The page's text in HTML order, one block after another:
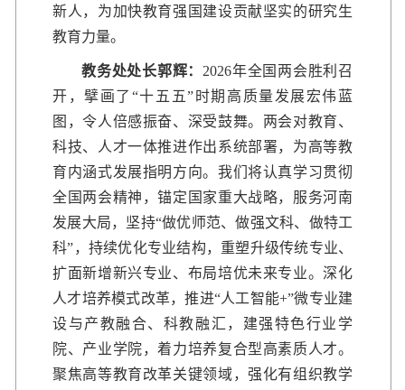
新人，为加快教育强国建设贡献坚实的研究生
教育力量。
教务处处长郭辉： 2026年全国两会胜利召
开，擘画了“十五五”时期高质量发展宏伟蓝
图，令人倍感振奋、深受鼓舞。两会对教育、
科技、人才一体推进作出系统部署，为高等教
育内涵式发展指明方向。我们将认真学习贯彻
全国两会精神，锚定国家重大战略，服务河南
发展大局，坚持“做优师范、做强文科、做特工
科”，持续优化专业结构，重塑升级传统专业、
扩面新增新兴专业、布局培优未来专业。深化
人才培养模式改革，推进“人工智能+”微专业建
设与产教融合、科教融汇，建强特色行业学
院、产业学院，着力培养复合型高素质人才。
聚焦高等教育改革关键领域，强化有组织教学